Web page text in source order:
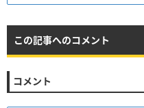
この記事へのコメント
コメント